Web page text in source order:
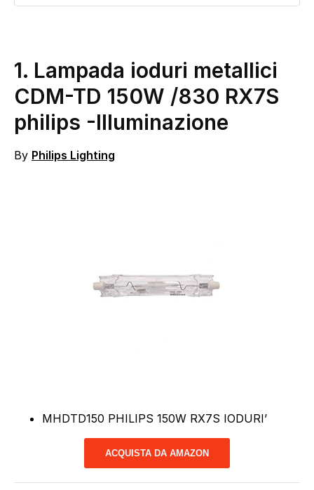
1. Lampada ioduri metallici
CDM-TD 150W /830 RX7S
philips -Illuminazione
By Philips Lighting
MHDTD150 PHILIPS 150W RX7S IODURI’
ACQUISTA DA AMAZON